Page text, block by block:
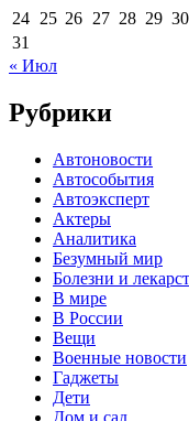
24 25 26 27 28 29 30
31
« Июл
Рубрики
Автоновости
Автособытия
Автоэксперт
Актеры
Аналитика
Безумный мир
Болезни и
В мире
В России
Вещи
Военные новости
Гаджеты
Дети
Дом и сад